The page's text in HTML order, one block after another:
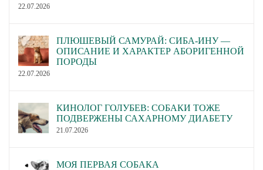
22.07.2026
ПЛЮШЕВЫЙ САМУРАЙ: СИБА-ИНУ —
ОПИСАНИЕ И ХАРАКТЕР АБОРИГЕННОЙ
ПОРОДЫ
22.07.2026
КИНОЛОГ ГОЛУБЕВ: СОБАКИ ТОЖЕ
ПОДВЕРЖЕНЫ САХАРНОМУ ДИАБЕТУ
21.07.2026
МОЯ ПЕРВАЯ СОБАКА